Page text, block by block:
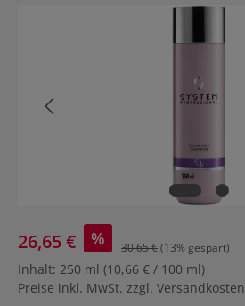
Bildergalerie überspringen
26,65 € % 30,65 €(13% gespart)
Inhalt: 250 ml (10,66 € / 100 ml)
Preise inkl. MwSt. zzgl. Versandkosten